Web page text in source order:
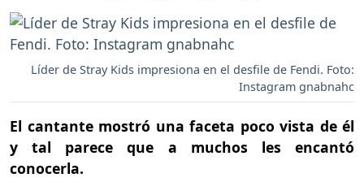
Líder de Stray Kids impresiona en el desfile de Fendi. Foto:
Instagram gnabnahc
El cantante mostró una faceta poco vista de él
y tal parece que a muchos les encantó
conocerla.